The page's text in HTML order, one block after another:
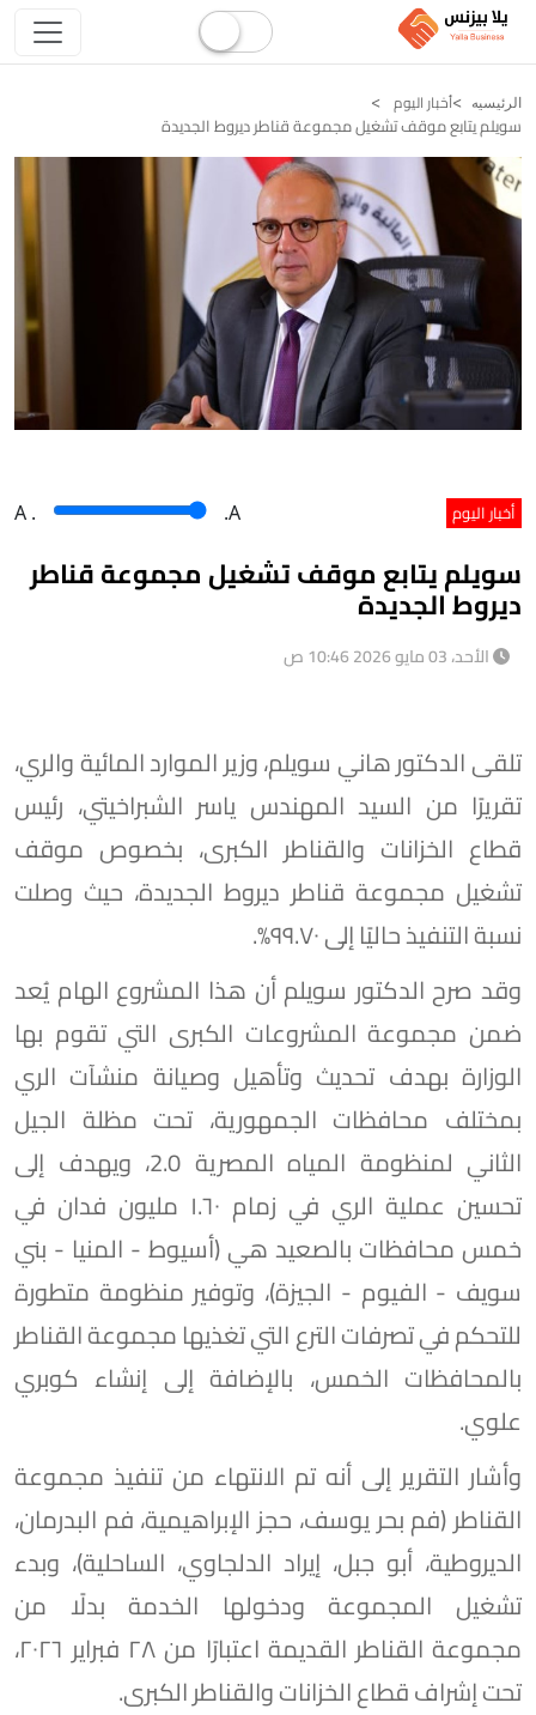
الرئيسيه أخبار اليوم
سويلم يتابع موقف تشغيل مجموعة قناطر ديروط الجديدة
أخبار اليوم A . .A
سويلم يتابع موقف تشغيل مجموعة قناطر
ديروط الجديدة
الأحد، 03 مايو 2026 10:46 ص
تلقى الدكتور هاني سويلم، وزير الموارد المائية والري،
تقريرًا من السيد المهندس ياسر الشبراخيتي، رئيس
قطاع الخزانات والقناطر الكبرى، بخصوص موقف
تشغيل مجموعة قناطر ديروط الجديدة، حيث وصلت
نسبة التنفيذ حاليًا إلى ٩٩.٧٠%.
وقد صرح الدكتور سويلم أن هذا المشروع الهام يُعد
ضمن مجموعة المشروعات الكبرى التي تقوم بها
الوزارة بهدف تحديث وتأهيل وصيانة منشآت الري
بمختلف محافظات الجمهورية، تحت مظلة الجيل
الثاني لمنظومة المياه المصرية 2.0، ويهدف إلى
تحسين عملية الري في زمام ١.٦٠ مليون فدان في
خمس محافظات بالصعيد هي (أسيوط - المنيا - بني
سويف - الفيوم - الجيزة)، وتوفير منظومة متطورة
للتحكم في تصرفات الترع التي تغذيها مجموعة القناطر
بالمحافظات الخمس، بالإضافة إلى إنشاء كوبري
علوي.
وأشار التقرير إلى أنه تم الانتهاء من تنفيذ مجموعة
القناطر (فم بحر يوسف، حجز الإبراهيمية، فم البدرمان،
الديروطية، أبو جبل، إيراد الدلجاوي، الساحلية)، وبدء
تشغيل المجموعة ودخولها الخدمة بدلًا من
مجموعة القناطر القديمة اعتبارًا من ٢٨ فبراير ٢٠٢٦،
تحت إشراف قطاع الخزانات والقناطر الكبرى.